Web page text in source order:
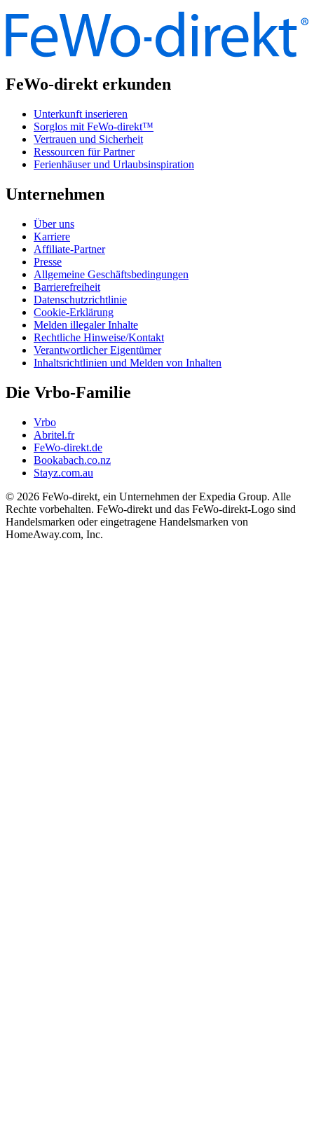
FeWo-direkt erkunden
Unterkunft inserieren
Sorglos mit FeWo-direkt™
Vertrauen und Sicherheit
Ressourcen für Partner
Ferienhäuser und Urlaubsinspiration
Unternehmen
Über uns
Karriere
Affiliate-Partner
Presse
Allgemeine Geschäftsbedingungen
Barrierefreiheit
Datenschutzrichtlinie
Cookie-Erklärung
Melden illegaler Inhalte
Rechtliche Hinweise/Kontakt
Verantwortlicher Eigentümer
Inhaltsrichtlinien und Melden von Inhalten
Die Vrbo-Familie
Vrbo
Abritel.fr
FeWo-direkt.de
Bookabach.co.nz
Stayz.com.au
© 2026 FeWo-direkt, ein Unternehmen der Expedia Group. Alle
Rechte vorbehalten. FeWo-direkt und das FeWo-direkt-Logo sind
Handelsmarken oder eingetragene Handelsmarken von
HomeAway.com, Inc.